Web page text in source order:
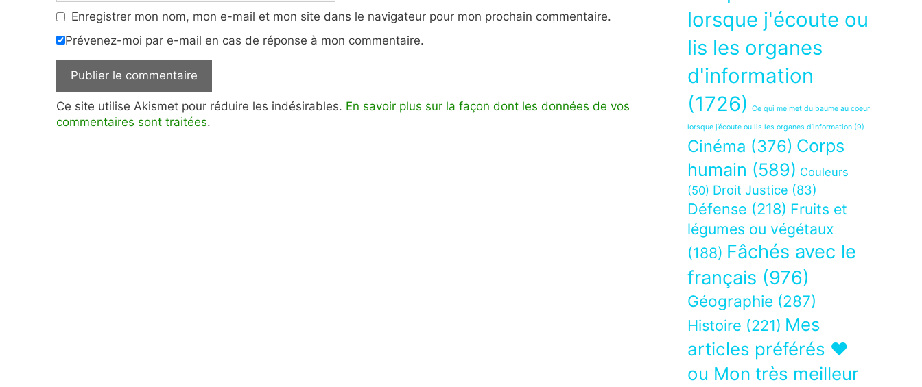
Enregistrer mon nom, mon e-mail et mon site dans le navigateur pour mon prochain commentaire.
Prévenez-moi par e-mail en cas de réponse à mon commentaire.
Ce site utilise Akismet pour réduire les indésirables. En savoir plus sur la façon dont les données de vos
commentaires sont traitées.
lorsque j'écoute ou
lis les organes
d'information
(1726)
Ce qui me met du baume au coeur
lorsque j’écoute ou lis les organes d’information (9)
Cinéma (376) Corps
humain (589) Couleurs
(50) Droit Justice (83)
Défense (218) Fruits et
légumes ou végétaux
(188) Fâchés avec le
français (976)
Géographie (287)
Histoire (221) Mes
articles préférés ❤
ou Mon très meilleur